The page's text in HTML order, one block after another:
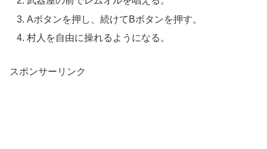
Aボタンを押し、続けてBボタンを押す。
村人を自由に操れるようになる。
スポンサーリンク